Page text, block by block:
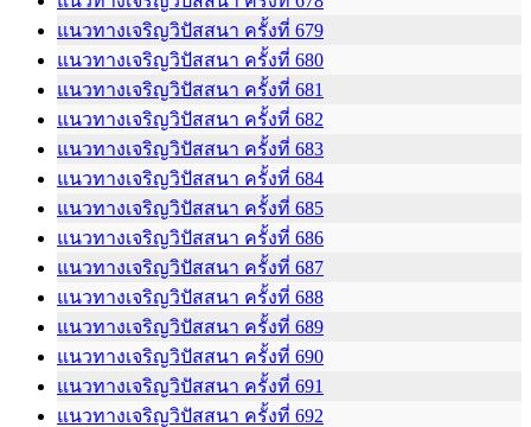
แนวทางเจริญวิปัสสนา ครั้งที่ 679
แนวทางเจริญวิปัสสนา ครั้งที่ 680
แนวทางเจริญวิปัสสนา ครั้งที่ 681
แนวทางเจริญวิปัสสนา ครั้งที่ 682
แนวทางเจริญวิปัสสนา ครั้งที่ 683
แนวทางเจริญวิปัสสนา ครั้งที่ 684
แนวทางเจริญวิปัสสนา ครั้งที่ 685
แนวทางเจริญวิปัสสนา ครั้งที่ 686
แนวทางเจริญวิปัสสนา ครั้งที่ 687
แนวทางเจริญวิปัสสนา ครั้งที่ 688
แนวทางเจริญวิปัสสนา ครั้งที่ 689
แนวทางเจริญวิปัสสนา ครั้งที่ 690
แนวทางเจริญวิปัสสนา ครั้งที่ 691
แนวทางเจริญวิปัสสนา ครั้งที่ 692